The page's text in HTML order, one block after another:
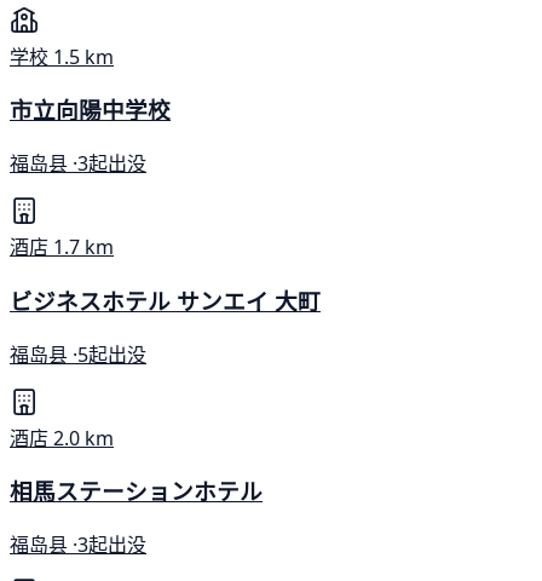
学校 1.5 km
市立向陽中学校
福岛县 ·3起出没
酒店 1.7 km
ビジネスホテル サンエイ 大町
福岛县 ·5起出没
酒店2.0 km
相馬ステーションホテル
福岛县 ·3起出没